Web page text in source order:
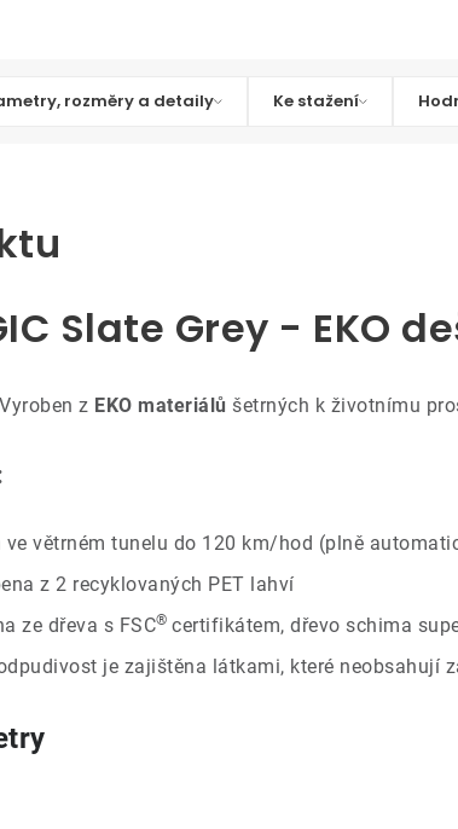
rozměry a detaily Ke stažení
Slate Grey - EKO
Vyroben z EKO materiálů šetrných k životnímu
větrném tunelu do 120 km/hod (plně
z 2 recyklovaných PET lahví
ze dřeva s FSC® certifikátem, dřevo schima
je zajištěna látkami, které neobsahují